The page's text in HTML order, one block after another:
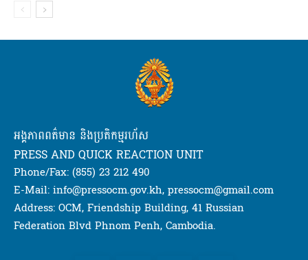
អង្គភាពពត៌មាន និងប្រតិកម្មរហ័ស
PRESS AND QUICK REACTION UNIT
Phone/Fax: (855) 23 212 490
E-Mail: info@pressocm.gov.kh, pressocm@gmail.com
Address: OCM, Friendship Building, 41 Russian
Federation Blvd Phnom Penh, Cambodia.